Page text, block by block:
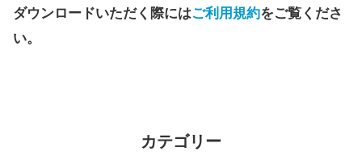
ダウンロードいただく際にはご利用規約をご覧くださ
い。
カテゴリー